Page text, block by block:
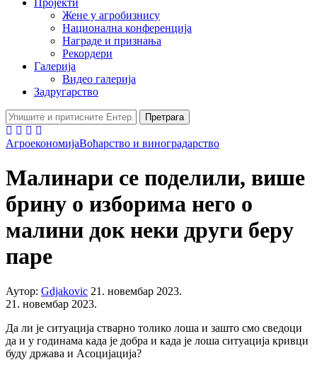
Пројекти
Жене у агробизнису
Национална конференција
Награде и признања
Рекордери
Галерија
Видео галерија
Задругарство
Претрага
АгроекономијаВоћарство и виноградарство
Малинари се поделили, више
брину о изборима него о
малини док неки други беру
паре
Аутор: Gdjakovic 21. новембар 2023.
21. новембар 2023.
Да ли је ситуација стварно толико лоша и зашто смо сведоци
да и у годинама када је добра и када је лоша ситуација кривци
буду држава и Асоцијација?